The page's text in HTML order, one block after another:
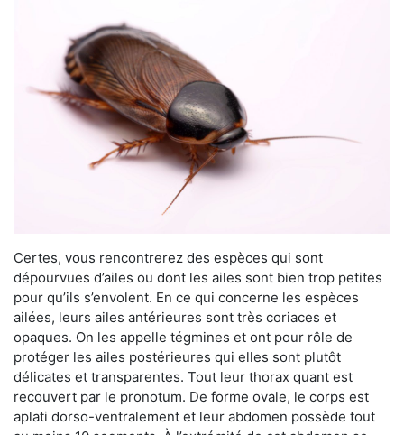
Certes, vous rencontrerez des espèces qui sont
dépourvues d’ailes ou dont les ailes sont bien trop petites
pour qu’ils s’envolent. En ce qui concerne les espèces
ailées, leurs ailes antérieures sont très coriaces et
opaques. On les appelle tégmines et ont pour rôle de
protéger les ailes postérieures qui elles sont plutôt
délicates et transparentes. Tout leur thorax quant est
recouvert par le pronotum. De forme ovale, le corps est
aplati dorso-ventralement et leur abdomen possède tout